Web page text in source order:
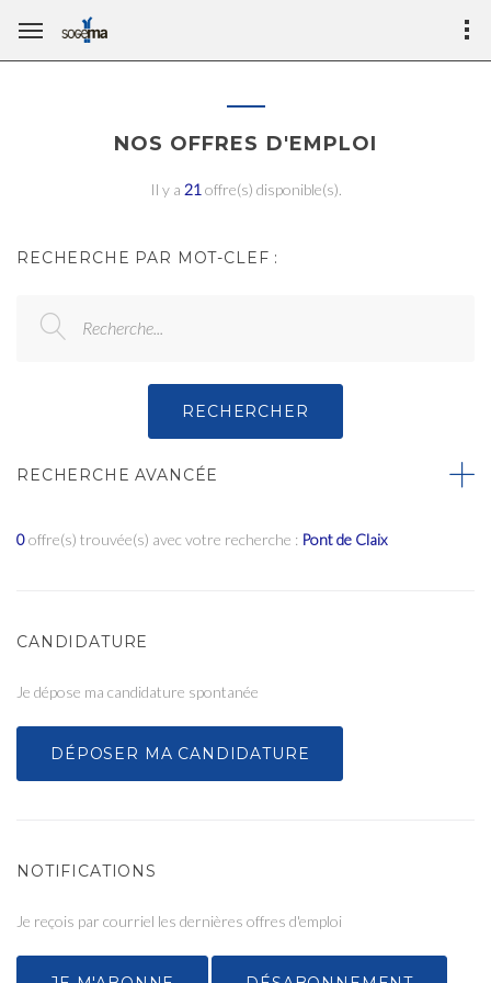
NOS OFFRES D'EMPLOI
Il y a 21 offre(s) disponible(s).
RECHERCHE PAR MOT-CLEF :
Recherche...
RECHERCHER
RECHERCHE AVANCÉE
0offre(s) trouvée(s) avec votre recherche : Pont de Claix
CANDIDATURE
Je dépose ma candidature spontanée
DÉPOSER MA CANDIDATURE
NOTIFICATIONS
Je reçois par courriel les dernières offres d'emploi